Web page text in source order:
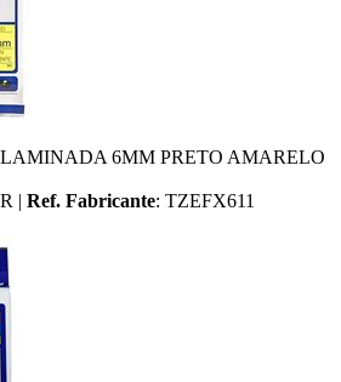
6MM PRETO AMARELO
| Ref. Fabricante: TZEFX611